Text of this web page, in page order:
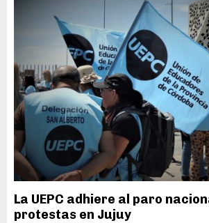
La UEPC adhiere al paro
protestas en Jujuy